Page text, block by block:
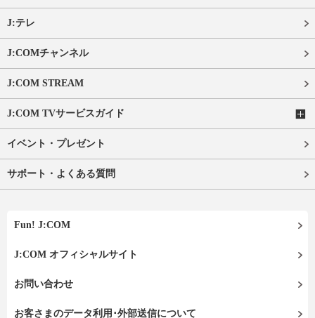
J:テレ
J:COMチャンネル
J:COM STREAM
J:COM TVサービスガイド
イベント・プレゼント
サポート・よくある質問
Fun! J:COM
J:COM オフィシャルサイト
お問い合わせ
お客さまのデータ利用･外部送信について